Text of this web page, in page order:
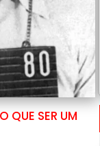
QUE SER UM